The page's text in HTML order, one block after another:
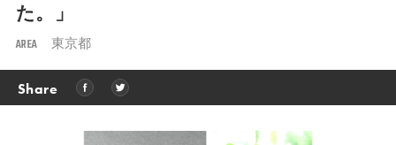
た。」
AREA 東京都
Share